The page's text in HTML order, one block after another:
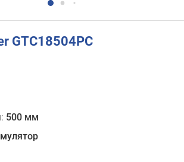
GTC18504PC
500 мм